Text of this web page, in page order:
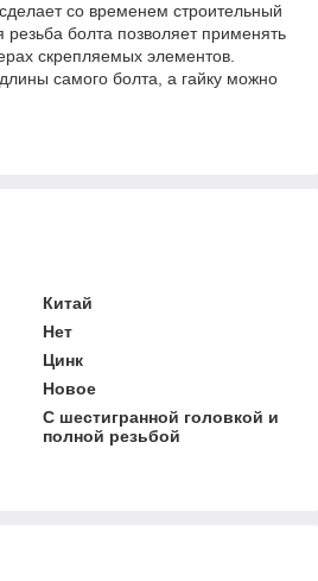
со временем строительный
болта позволяет применять
скрепляемых элементов.
самого болта, а гайку можно
Китай
Нет
Цинк
Новое
С шестигранной головкой и
полной резьбой